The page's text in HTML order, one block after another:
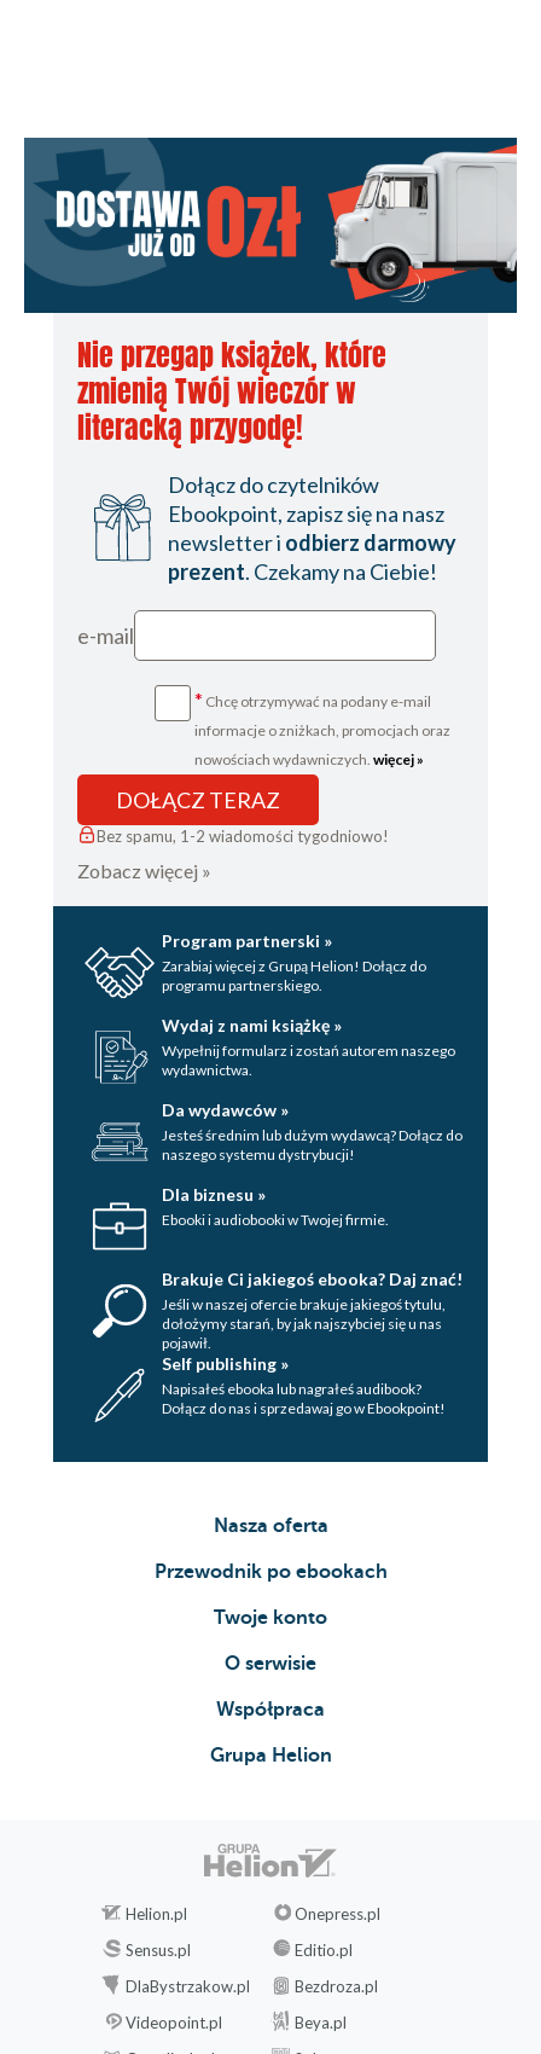
Nie przegap książek, które
zmienią Twój wieczór w
literacką przygodę!
Dołącz do czytelników
Ebookpoint, zapisz się na nasz
newsletter i odbierz darmowy
prezent. Czekamy na Ciebie!
e-mail
* Chcę otrzymywać na podany e-mail
informacje o zniżkach, promocjach oraz
nowościach wydawniczych. więcej »
DOŁĄCZ TERAZ
Bez spamu, 1-2 wiadomości tygodniowo!
Zobacz więcej »
Program partnerski »
Zarabiaj więcej z Grupą Helion! Dołącz do
programu partnerskiego.
Wydaj z nami książkę »
Wypełnij formularz i zostań autorem naszego
wydawnictwa.
Da wydawców »
Jesteś średnim lub dużym wydawcą? Dołącz do
naszego systemu dystrybucji!
Dla biznesu »
Ebooki i audiobooki w Twojej firmie.
Brakuje Ci jakiegoś ebooka? Daj znać!
Jeśli w naszej ofercie brakuje jakiegoś tytulu,
dołożymy starań, by jak najszybciej się u nas
pojawił.
Self publishing »
Napisałeś ebooka lub nagrałeś audibook?
Dołącz do nas i sprzedawaj go w Ebookpoint!
Nasza oferta
Przewodnik po ebookach
Twoje konto
O serwisie
Współpraca
Grupa Helion
Helion.pl
Onepress.pl
Sensus.pl
Editio.pl
DlaBystrzakow.pl
Bezdroza.pl
Videopoint.pl
Beya.pl